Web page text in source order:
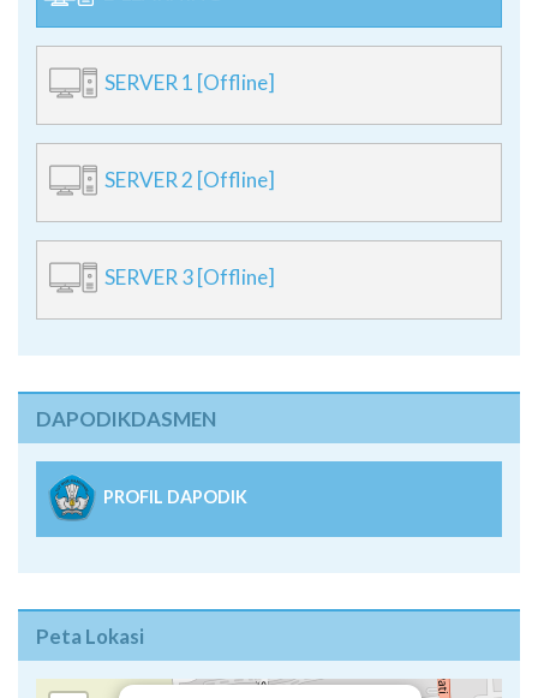
SERVER 1 [Offline]
SERVER 2 [Offline]
SERVER 3 [Offline]
DAPODIKDASMEN
PROFIL DAPODIK
Peta Lokasi